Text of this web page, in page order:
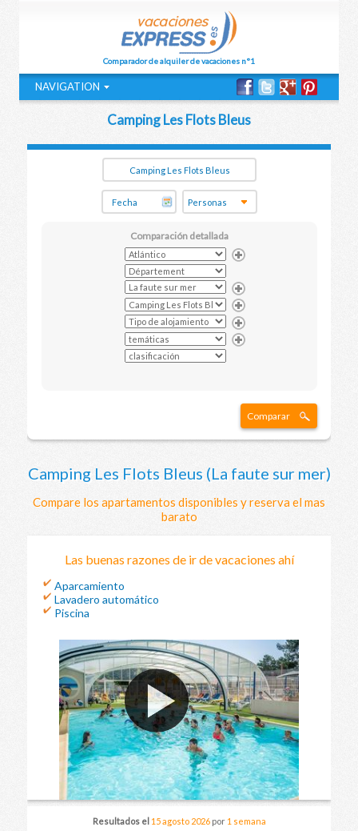
Comparador de alquiler de vacaciones n°1
Camping Les Flots Bleus
Comparación detallada
Comparar
Camping Les Flots Bleus (La faute sur mer)
Compare los apartamentos disponibles y reserva el mas
barato
Las buenas razones de ir de vacaciones ahí
Aparcamiento
Lavadero automático
Piscina
Resultados el 15 agosto 2026por 1 semana
NAVIGATION